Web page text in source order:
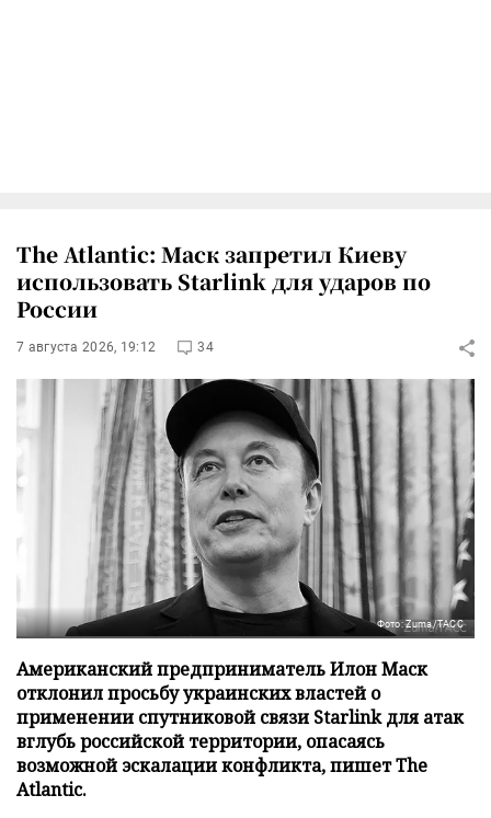
The Atlantic: Маск запретил Киеву
использовать Starlink для ударов по
России
7 августа 2026, 19:12 34
Фото: Zuma/ТАСС
Американский предприниматель Илон Маск
отклонил просьбу украинских властей о
применении спутниковой связи Starlink для атак
вглубь российской территории, опасаясь
возможной эскалации конфликта, пишет The
Atlantic.